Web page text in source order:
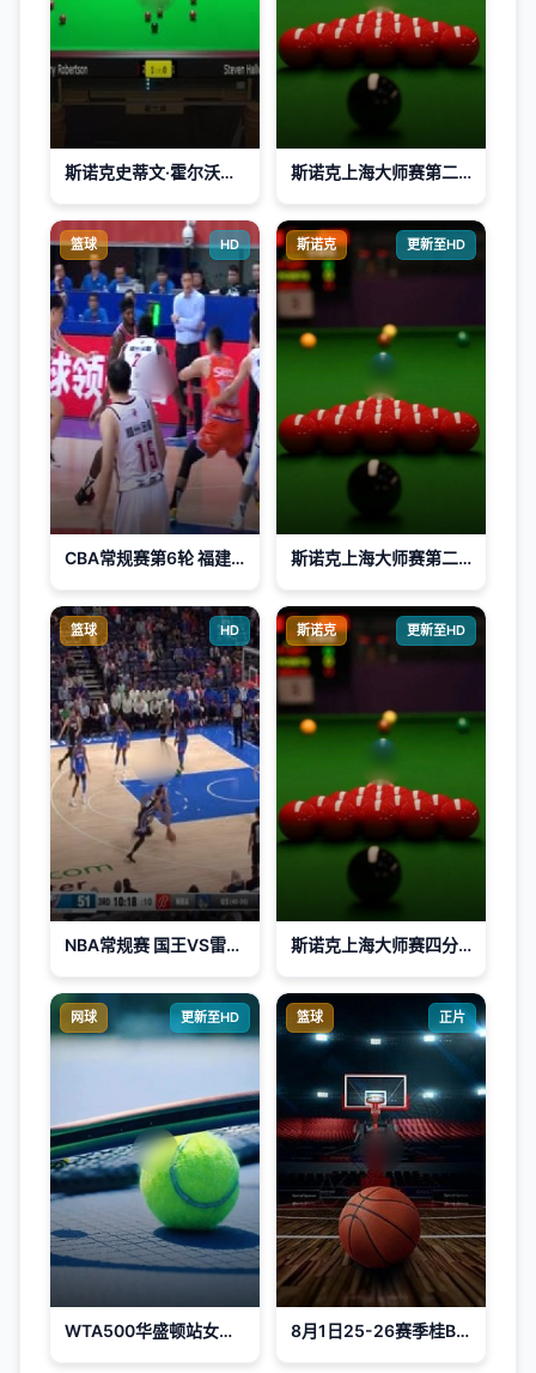
斯诺克史蒂文·霍尔沃斯0-4吉米·罗伯逊20230925 斯诺克上海大师赛第二轮：凯伦·威尔逊VS罗尼·奥沙利文
篮球 HD
CBA常规赛第6轮 福建浔兴股份VS浙江稠州金租 20231104(洪荒)
斯诺克 更新至HD
斯诺克上海大师赛第二轮：吴宜泽VS斯佳辉
篮球 HD
NBA常规赛 国王VS雷霆 20240410
斯诺克 更新至HD
斯诺克上海大师赛四分之一决赛：赵心童VS尼尔·罗伯逊
网球 更新至HD
WTA500华盛顿站女单第二轮：库德梅托娃VS斯维托丽娜
篮球 正片
8月1日25-26赛季桂BA 钦州市VS防城港市